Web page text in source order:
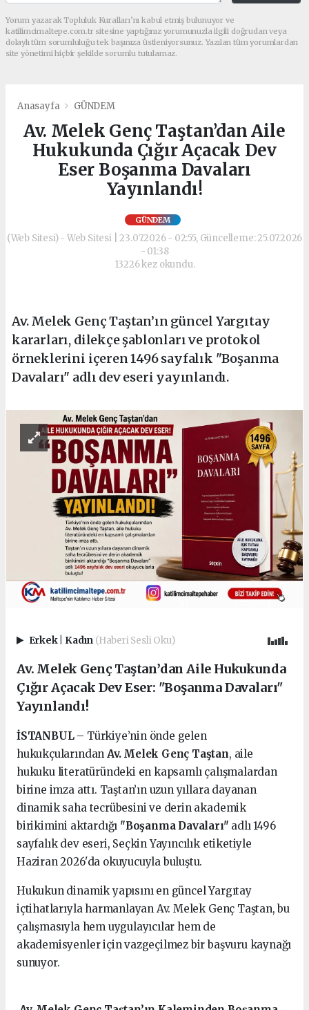
Yorum yazarak Topluluk Kuralları’nı kabul etmiş bulunuyor ve
katilimcimaltepe.com.tr sitesine yaptığınız yorumunuzla ilgili doğrudan veya
dolaylı tüm sorumluluğu tek başınıza üstleniyorsunuz. Yazılan tüm yorumlardan
site yönetimi hiçbir şekilde sorumlu tutulamaz.
Anasayfa GÜNDEM
Av. Melek Genç Taştan’dan Aile
Hukukunda Çığır Açacak Dev
Eser Boşanma Davaları
Yayınlandı!
GÜNDEM
(Web Sitesi) - Web Sitesi | 23.07.2026 - 02:55, Güncelleme: 25.07.2026
- 01:38
13226 kez okundu.
Av. Melek Genç Taştan’ın güncel Yargıtay
kararları, dilekçe şablonları ve protokol
örneklerini içeren 1496 sayfalık "Boşanma
Davaları" adlı dev eseri yayınlandı.
Erkek Kadın (Haberi Sesli Oku)
Av. Melek Genç Taştan’dan Aile Hukukunda
Çığır Açacak Dev Eser: "Boşanma Davaları"
Yayınlandı!
İSTANBUL– Türkiye’nin önde gelen
hukukçularından Av. Melek Genç Taştan, aile
hukuku literatüründeki en kapsamlı çalışmalardan
birine imza attı. Taştan’ın uzun yıllara dayanan
dinamik saha tecrübesini ve derin akademik
birikimini aktardığı "Boşanma Davaları" adlı 1496
sayfalık dev eseri, Seçkin Yayıncılık etiketiyle
Haziran 2026'da okuyucuyla buluştu.
Hukukun dinamik yapısını en güncel Yargıtay
içtihatlarıyla harmanlayan Av. Melek Genç Taştan, bu
çalışmasıyla hem uygulayıcılar hem de
akademisyenler için vazgeçilmez bir başvuru kaynağı
sunuyor.